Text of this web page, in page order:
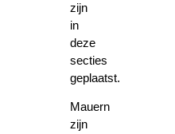
zijn
in
deze
secties
geplaatst.
Mauern
zijn